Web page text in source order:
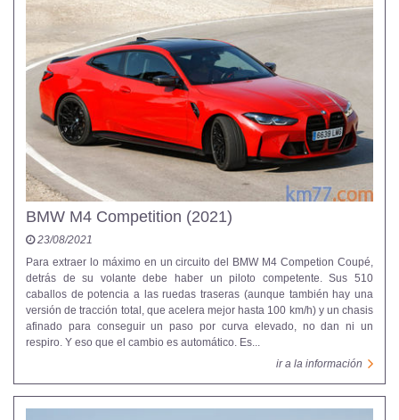
BMW M4 Competition (2021)
23/08/2021
Para extraer lo máximo en un circuito del BMW M4 Competion Coupé,
detrás de su volante debe haber un piloto competente. Sus 510
caballos de potencia a las ruedas traseras (aunque también hay una
versión de tracción total, que acelera mejor hasta 100 km/h) y un chasis
afinado para conseguir un paso por curva elevado, no dan ni un
respiro. Y eso que el cambio es automático. Es...
ir a la información